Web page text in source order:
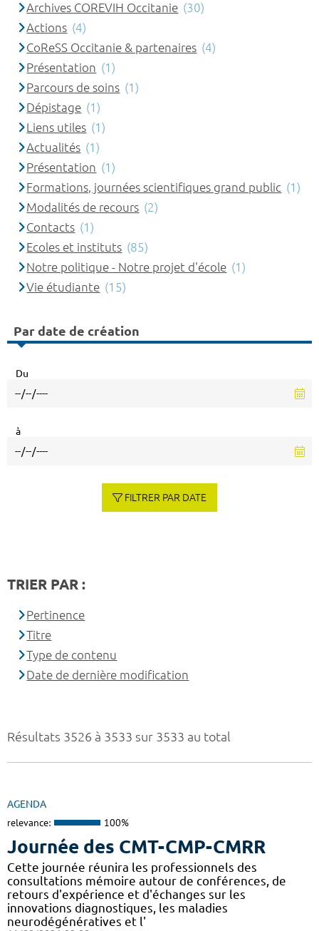
Résultats 3526 à 3533 sur 3533 au total
AGENDA
relevance: 100%
Journée des CMT-CMP-CMRR
Cette journée réunira les professionnels des
consultations mémoire autour de conférences, de
retours d'expérience et d'échanges sur les
innovations diagnostiques, les maladies
neurodégénératives et l'
Archives COREVIH Occitanie (30)
Actions (4)
CoReSS Occitanie & partenaires (4)
Présentation (1)
Parcours de soins (1)
Dépistage (1)
Liens utiles (1)
Actualités (1)
Présentation (1)
Formations, journées scientifiques grand public (1)
Modalités de recours (2)
Contacts (1)
Ecoles et instituts (85)
Notre politique - Notre projet d'école (1)
Vie étudiante (15)
Par date de création
Du
à
FILTRER PAR DATE
TRIER PAR :
Pertinence
Titre
Type de contenu
Date de dernière modification